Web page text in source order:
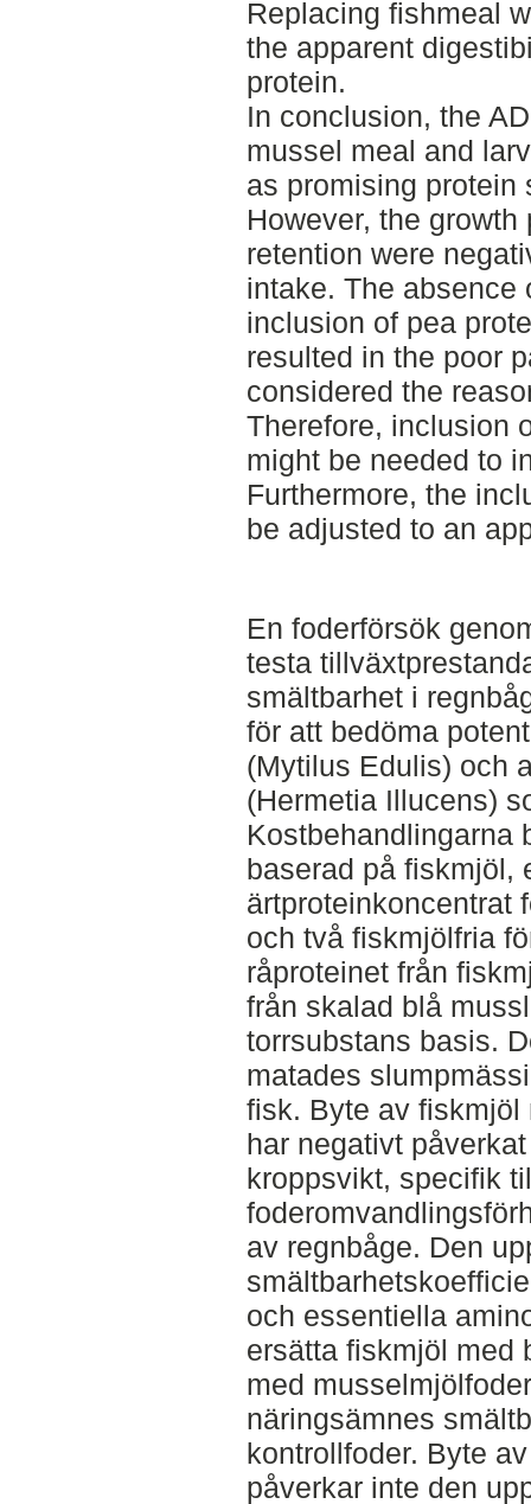
Replacing fishmeal
the apparent
protein.
In conclusion, the
mussel meal and
as promising protein
However, the
retention were
intake. The absence
inclusion of pea
resulted in the poor
considered the
Therefore, inclusion
might be needed to
Furthermore, the
be adjusted to an
En foderförsök
testa
smältbarhet i
för att bedöma
(Mytilus Edulis) och
(Hermetia Illucens)
Kostbehandlingarna
baserad på fiskmjöl,
ärtproteinkoncentrat
och två fiskmjölfria
råproteinet från
från skalad blå
torrsubstans basis.
matades
fisk. Byte av fiskmjöl
har negativt
kroppsvikt, specifik
av regnbåge. Den
och essentiella
ersätta fiskmjöl med
med
näringsämnes
kontrollfoder. Byte
påverkar inte den